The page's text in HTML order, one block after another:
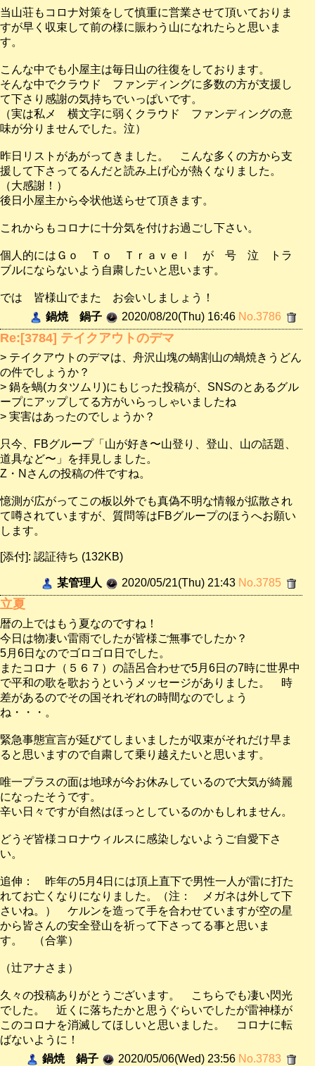
当山荘もコロナ対策をして慎重に営業させて頂いておりま
すが早く収束して前の様に賑わう山になれたらと思いま
す。
こんな中でも小屋主は毎日山の往復をしております。
そんな中でクラウド ファンディングに多数の方が支援し
て下さり感謝の気持ちでいっぱいです。
（実は私メ 横文字に弱くクラウド ファンディングの意
味が分りませんでした。泣）
昨日リストがあがってきました。 こんな多くの方から支
援して下さってるんだと読み上げ心が熱くなりました。
（大感謝！）
後日小屋主から令状他送らせて頂きます。
これからもコロナに十分気を付けお過ごし下さい。
個人的にはＧｏ Ｔｏ Ｔｒａｖｅｌ が 号 泣 トラ
ブルにならないよう自粛したいと思います。
では 皆様山でまた お会いしましょう！
鍋焼 鍋子
2020/08/20(Thu) 16:46 No.3786
Re:[3784] テイクアウトのデマ
> テイクアウトのデマは、舟沢山塊の蝸割山の蝸焼きうどん
の件でしょうか？
> 鍋を蝸(カタツムリ)にもじった投稿が、SNSのとあるグル
ープにアップしてる方がいらっしゃいましたね
> 実害はあったのでしょうか？
只今、FBグループ「山が好き〜山登り、登山、山の話題、
道具など〜」を拝見しました。
Z・Nさんの投稿の件ですね。
憶測が広がってこの板以外でも真偽不明な情報が拡散され
て噂されていますが、質問等はFBグループのほうへお願い
します。
[添付]: 認証待ち (132KB)
某管理人 2020/05/21(Thu) 21:43 No.3785
立夏
暦の上ではもう夏なのですね！
今日は物凄い雷雨でしたが皆様ご無事でしたか？
5月6日なのでゴロゴロ日でした。
またコロナ（５６７）の語呂合わせで5月6日の7時に世界中
で平和の歌を歌おうというメッセージがありました。 時
差があるのでその国それぞれの時間なのでしょう
ね・・・。
緊急事態宣言が延びてしまいましたが収束がそれだけ早ま
ると思いますので自粛して乗り越えたいと思います。
唯一プラスの面は地球が今お休みしているので大気が綺麗
になったそうです。
辛い日々ですが自然はほっとしているのかもしれません。
どうぞ皆様コロナウィルスに感染しないようご自愛下さ
い。
追伸： 昨年の5月4日には頂上直下で男性一人が雷に打た
れてお亡くなりになりました。（注： メガネは外して下
さいね。） ケルンを造って手を合わせていますが空の星
から皆さんの安全登山を祈って下さってる事と思いま
す。 （合掌）
（辻アナさま）
久々の投稿ありがとうございます。 こちらでも凄い閃光
でした。 近くに落ちたかと思うぐらいでしたが雷神様が
このコロナを消滅してほしいと思いました。 コロナに転
ばないように！
鍋焼 鍋子
2020/05/06(Wed) 23:56 No.3783